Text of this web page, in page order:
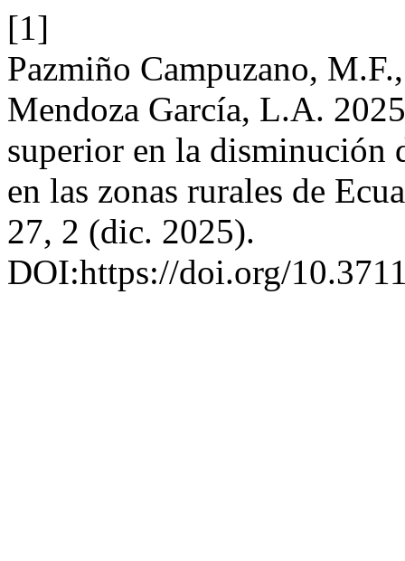
[1]
Pazmiño Campuzano,
Mendoza García, L.A.
superior en la disminución
en las zonas rurales de
27, 2 (dic. 2025).
DOI:https://doi.org/